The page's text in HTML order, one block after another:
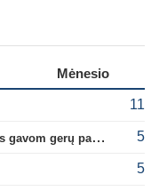
Mėnesio
11
A. Tapinas: „Iš europinio lygio komandos gavom gerų pamokų“ 5
5